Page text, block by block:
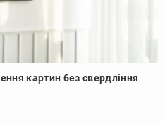
картин без свердління